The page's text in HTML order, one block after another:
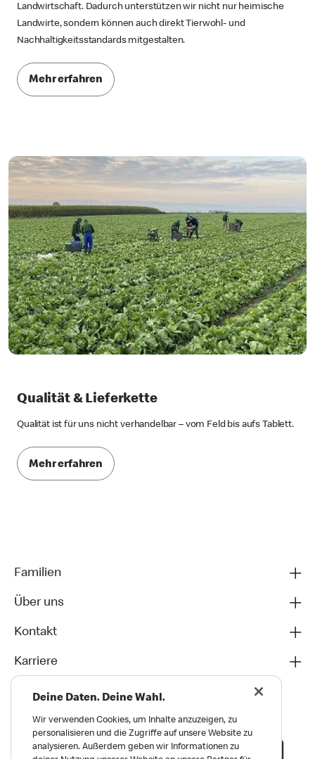
Landwirtschaft. Dadurch unterstützen wir nicht nur heimische
Landwirte, sondern können auch direkt Tierwohl- und
Nachhaltigkeitsstandards mitgestalten.
Mehr erfahren
Qualität & Lieferkette
Qualität ist für uns nicht verhandelbar – vom Feld bis aufs Tablett.
Mehr erfahren
Familien
Über uns
Kontakt
Karriere
Deine Daten. Deine Wahl.
Wir verwenden Cookies, um Inhalte anzuzeigen, zu
personalisieren und die Zugriffe auf unsere Website zu
analysieren. Außerdem geben wir Informationen zu